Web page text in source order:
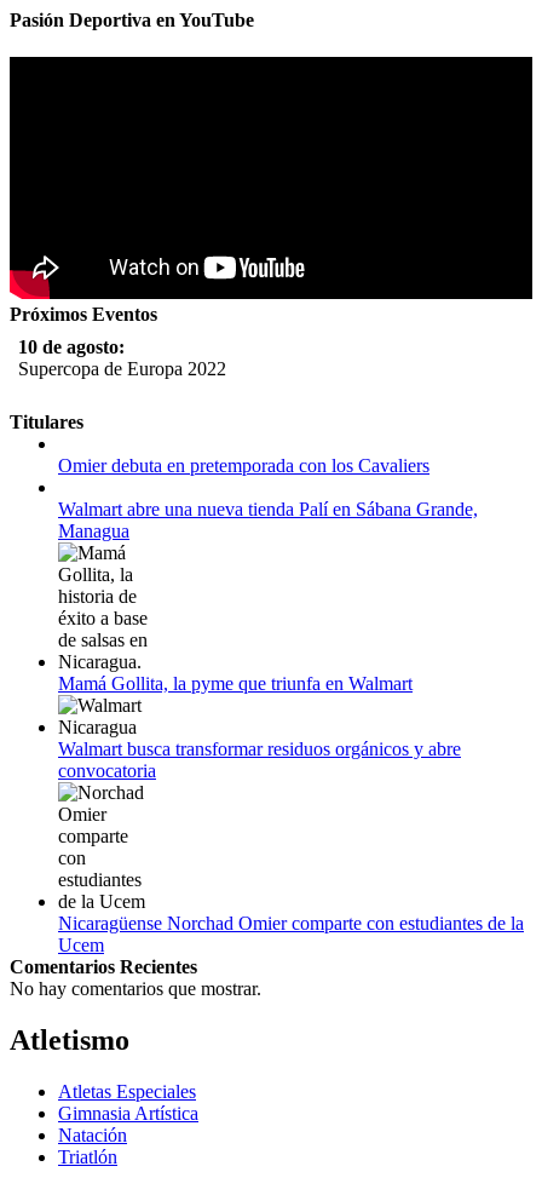
Pasión Deportiva en YouTube
Próximos Eventos
10 de agosto:
Supercopa de Europa 2022
11 al 21 de agosto:
Campeonato Europeo de Natación 2022
12 de agosto:
Empieza La Liga 2022-2023
Titulares
Omier debuta en pretemporada con los Cavaliers
Walmart abre una nueva tienda Palí en Sábana Grande,
Managua
Mamá Gollita, la pyme que triunfa en Walmart
Walmart busca transformar residuos orgánicos y abre
convocatoria
Nicaragüense Norchad Omier comparte con estudiantes de la
Ucem
Comentarios Recientes
No hay comentarios que mostrar.
Atletismo
Atletas Especiales
Gimnasia Artística
Natación​
Triatlón​